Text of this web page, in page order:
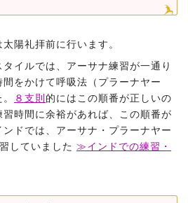
太陽礼拝前に行います。
イルでは、アーサナ練習が一通り
をかけて呼吸法（プラーナヤー
８支則 的にはこの順番が正しいの
時間に余裕があれば、この順番が
ドでは、アーサナ・プラーナヤー
していました ≫インドでの練習・